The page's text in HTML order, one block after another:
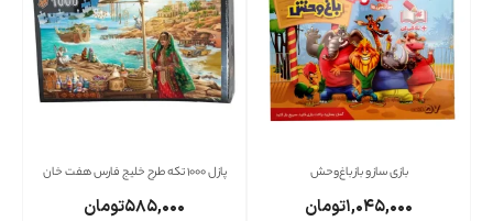
بازی ساز و باز باغ‌وحش
۱,۰۴۵,۰۰۰تومان ۵۸۵,۰۰۰تومان